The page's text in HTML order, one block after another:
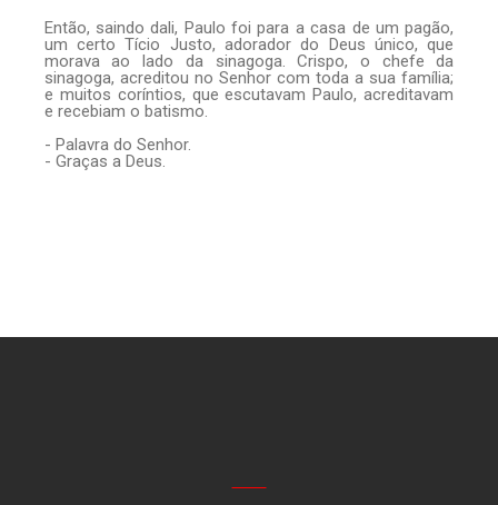
Então, saindo dali, Paulo foi para a casa de um pagão,
um certo Tício Justo, adorador do Deus único, que
morava ao lado da sinagoga. Crispo, o chefe da
sinagoga, acreditou no Senhor com toda a sua família;
e muitos coríntios, que escutavam Paulo, acreditavam
e recebiam o batismo.
- Palavra do Senhor.
- Graças a Deus.